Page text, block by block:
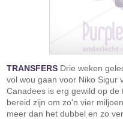
TRANSFERS Drie weken
vol wou gaan voor Niko Sigur
Canadees is erg gewild op
bereid zijn om zo'n vier
meer dan het dubbel en zo